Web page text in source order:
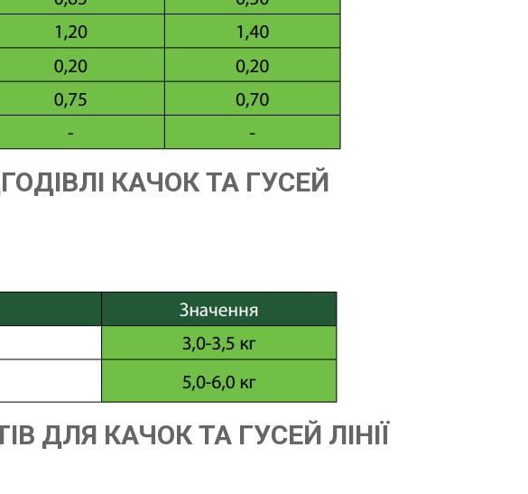
КАЧОК ТА ГУСЕЙ
ДЛЯ КАЧОК ТА ГУСЕЙ ЛІНІЇ